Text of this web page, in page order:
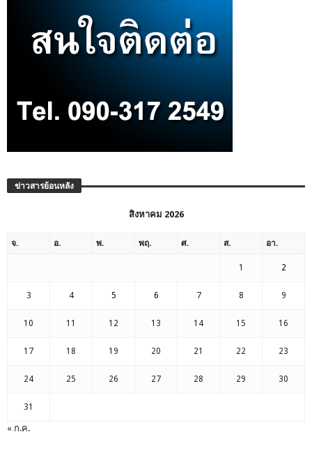
ข่าวสารย้อนหลัง
สิงหาคม 2026
จ. อ. พ. พฤ. ศ. ส. อา.
1 2
3 4 5 6 7 8 9
10 11 12 13 14 15 16
17 18 19 20 21 22 23
24 25 26 27 28 29 30
31
« ก.ค.